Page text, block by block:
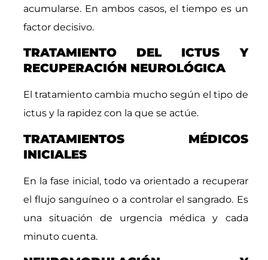
acumularse. En ambos casos, el tiempo es un
factor decisivo.
TRATAMIENTO DEL ICTUS Y
RECUPERACIÓN NEUROLÓGICA
El tratamiento cambia mucho según el tipo de
ictus y la rapidez con la que se actúe.
TRATAMIENTOS MÉDICOS
INICIALES
En la fase inicial, todo va orientado a recuperar
el flujo sanguíneo o a controlar el sangrado. Es
una situación de urgencia médica y cada
minuto cuenta.